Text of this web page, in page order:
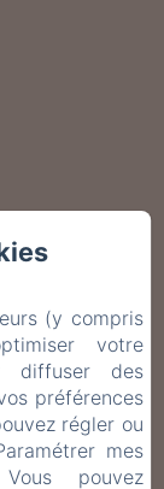
(y compris
votre
diffuser des
préférences
régler ou
mes
pouvez